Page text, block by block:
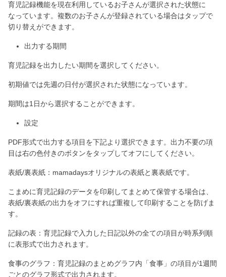
育児記録機能を現在利用しているお子さんが選択された状態に
なっています。複数のお子さんが登録されている場合はタップで
切り替えができます。
出力する期間
育児記録を出力したい期間を選択してください。
初期値では先週の日付が選択された状態になっています。
期間は1日から選択することができます。
設定
PDF形式で出力する項目を下記より選択できます。出力不要の項
目は右の色付きのボタンをタップしてオフにしてください。
表紙/裏表紙：mamadaysオリジナルの表紙と裏表紙です。
こまめに育児記録のデータを印刷してまとめて保管する場合は、
表紙/裏表紙の出力をオフにすれば重複して印刷することを防げま
す。
記録の表：育児記録で入力した日記以外の全ての項目が時系列順
に表形式で出力されます。
食事のグラフ：育児記録のまとめグラフ内「食事」の項目が1週間
ごとのグラフ形式で出力されます。